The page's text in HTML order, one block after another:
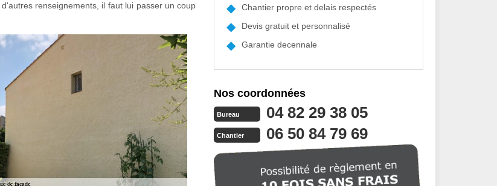
renseignements, il faut lui passer un coup
Chantier propre et delais respectés
Devis gratuit et personnalisé
Garantie decennale
Nos coordonnées
Bureau 04 82 29 38 05
Chantier 06 50 84 79 69